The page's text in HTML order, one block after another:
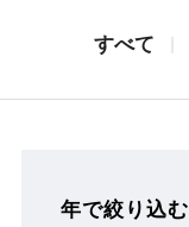
すべて
年で絞り込む